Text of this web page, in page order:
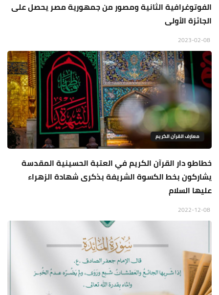
الفوتوغرافية الثانية ومصور من جمهورية مصر يحصل على
الجائزة الأولى
معارف القرآن الكريم
خطاطو دار القرآن الكريم في العتبة الحسينية المقدسة
يشاركون بخط الكسوة الشريفة بذكرى شهادة الزهراء
عليها السلام